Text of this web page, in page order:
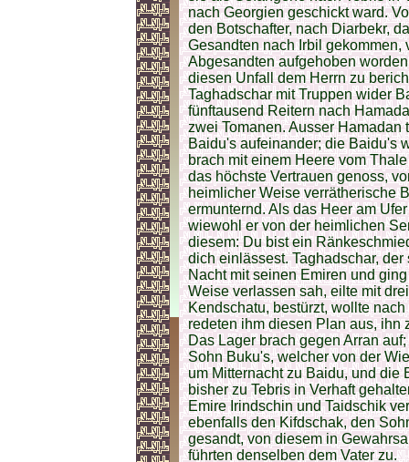
nach Georgien geschickt ward.
den Botschafter, nach Diarbekr,
Gesandten nach Irbil
Abgesandten aufgehoben
diesen Unfall dem Herrn zu
Taghadschar mit Truppen wider
fünftausend Reitern nach
zwei Tomanen. Ausser Hamadan
Baidu's aufeinander; die Baidu's
brach mit einem Heere vom
das höchste Vertrauen genoss,
heimlicher Weise verrätherische
ermunternd. Als das Heer am
wiewohl er von der heimlichen
diesem: Du bist ein
dich einlässest. Taghadschar,
Nacht mit seinen Emiren und
Weise verlassen sah, eilte mit
Kendschatu, bestürzt, wollte
redeten ihm diesen Plan aus, ihn
Das Lager brach gegen Arran
Sohn Buku's, welcher von der
um Mitternacht zu Baidu, und
bisher zu Tebris in Verhaft
Emire Irindschin und Taidschik
ebenfalls den Kifdschak, den
gesandt, von diesem in
führten denselben dem Vater zu.